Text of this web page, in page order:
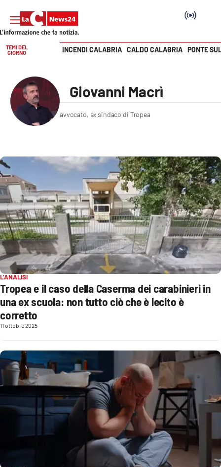
SEZIONI
Cronaca
Politica
Economia e lavoro
Italia Mondo
Sanità
Sport
Cultura
Podcast
Meteo
Editoriali
Ambiente
Cronaca
Vai
TEMI DEL
GIORNO
INCENDI CALABRIA CALDO CALABRIA PONTE
Giovanni Macrì
avvocato, ex sindaco di Tropea
L’ANALISI
Tropea e il caso della Caserma dei carabinieri in
una ex scuola: non tutto ciò che è lecito è
corretto
11 ottobre 2025